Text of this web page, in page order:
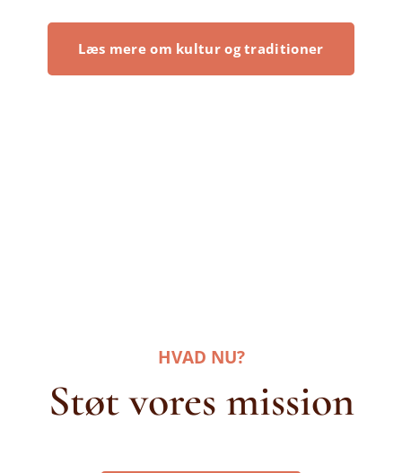
Læs mere om kultur og traditioner
HVAD NU?
Støt vores mission